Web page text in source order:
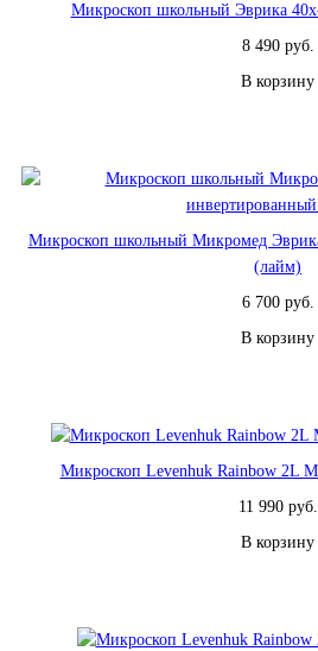
Микроскоп школьный Эврика
8 490 руб.
В корзину
Микроскоп школьный Микромед
(лайм)
6 700 руб.
В корзину
Микроскоп Levenhuk Rainbow 2L
11 990 руб.
В корзину